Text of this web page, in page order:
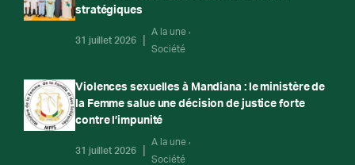
stratégiques
31 juillet 2026
A la une
Société
Violences sexuelles à Mandiana : le ministère de
la Femme salue une décision de justice forte
contre l’impunité
31 juillet 2026
A la une
Société